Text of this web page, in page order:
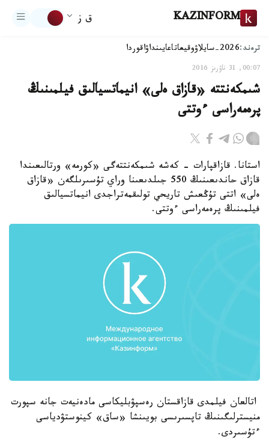
KAZINFORM ق ز
ترەند:2026-سايلاۋ وقيعاتاعايىنداۋاقوردا
00:07, 31 ناۋرىز 2016
شىمكەنتتە «قازاق ەلى» انيماتسيالىق فيلمىنىڭ
پرەمەراسى ءوتتى
استانا. قازاقپارات - كەشە شىمكەنتتەگى «كورمە» ورتالىعىندا
قازاق حاندىعىنىڭ 550 جىلدىعىنا وراي تۇسىرىلگەن «قازاق
ەلى» اتتى تۇڭعىش تاريحي تولىقمەتراجدى انيماتسيالىق
فيلمىنىڭ پرەمەراسى ءوتتى.
اتالعان فيلمدى قازاقستان رەسپۋبليكاسى مادەنيەت جانە سپورت
منيسترلىگىنىڭ تاپسىرىسى بويىنشا «ساق» كينوستۋدياسى
ءتۇسىردى.